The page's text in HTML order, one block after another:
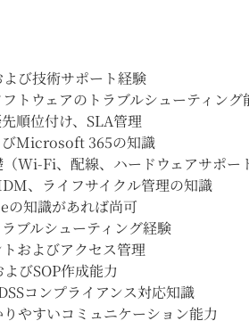
び技術サポート経験
トウェアのトラブルシューティング
順位付け、SLA管理
Microsoft 365の知識
Wi-Fi、配線、ハードウェアサポー
、ライフサイクル管理の知識
知識があれば尚可
ブルシューティング経験
およびアクセス管理
びSOP作成能力
コンプライアンス対応知識
やすいコミュニケーション能力